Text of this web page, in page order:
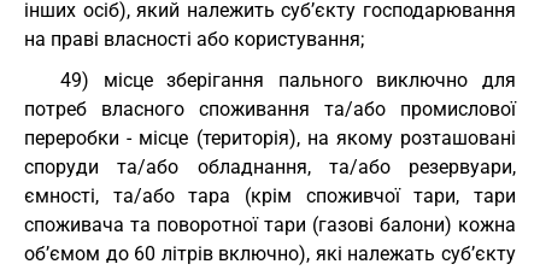
інших осіб), який належить суб’єкту господарювання
на праві власності або користування;
49) місце зберігання пального виключно для
потреб власного споживання та/або промислової
переробки - місце (територія), на якому розташовані
споруди та/або обладнання, та/або резервуари,
ємності, та/або тара (крім споживчої тари, тари
споживача та поворотної тари (газові балони) кожна
об’ємом до 60 літрів включно), які належать суб’єкту